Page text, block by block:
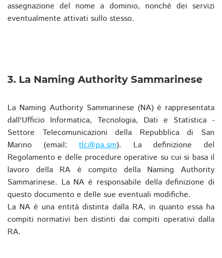
assegnazione del nome a dominio, nonché dei servizi
eventualmente attivati sullo stesso.
3. La Naming Authority Sammarinese
La Naming Authority Sammarinese (NA) è rappresentata
dall'Ufficio Informatica, Tecnologia, Dati e Statistica -
Settore Telecomunicazioni della Repubblica di San
Marino (email:tlc@pa.sm). La definizione del
Regolamento e delle procedure operative su cui si basa il
lavoro della RA è compito della Naming Authority
Sammarinese. La NA è responsabile della definizione di
questo documento e delle sue eventuali modifiche.
La NA è una entità distinta dalla RA, in quanto essa ha
compiti normativi ben distinti dai compiti operativi dalla
RA.